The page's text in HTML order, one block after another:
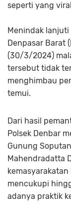
seperti yang
Menindak
Denpasar Barat
(30/3/2024)
tersebut tidak
menghimbau
temui.
Dari hasil
Polsek Denbar
Gunung
Mahendradatta
mencukupi
adanya praktik